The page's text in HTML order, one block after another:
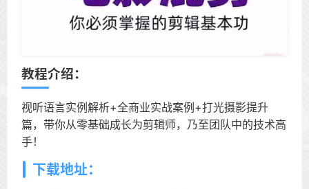
教程介绍：
视听语言实例解析+全商业实战案例+打光摄影提升
篇，带你从零基础成长为剪辑师，乃至团队中的技术高
手！
下载地址：